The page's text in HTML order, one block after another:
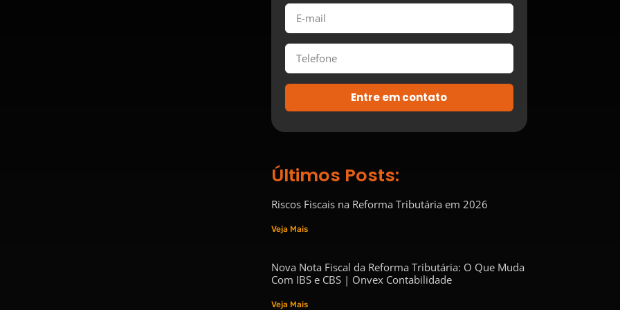
Entre em contato
Últimos Posts:
Riscos Fiscais na Reforma Tributária em 2026
Veja Mais
Nova Nota Fiscal da Reforma Tributária: O Que Muda
Com IBS e CBS | Onvex Contabilidade
Veja Mais